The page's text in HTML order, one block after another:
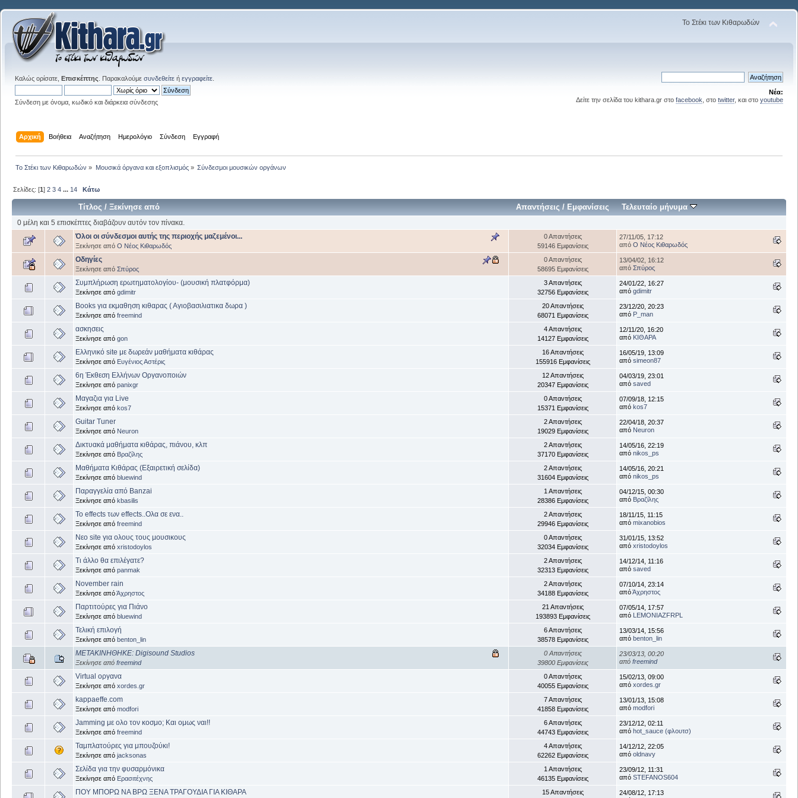
Το Στέκι των Κιθαρωδών
Καλώς ορίσατε, Επισκέπτης . Παρακαλούμε συνδεθείτε ή εγγραφείτε
Σύνδεση με όνομα, κωδικό και διάρκεια σύνδεσης
Νέα:
Δείτε την σελίδα του kithara.gr στο facebook , στο twitter, και στο youtube
Αρχική Βοήθεια Αναζήτηση Ημερολόγιο Σύνδεση Εγγραφή
Το Στέκι των Κιθαρωδών » Μουσικά όργανα και εξοπλισμός» Σύνδεσμοι μουσικών οργάνων
Σελίδες: [1]2 3 4 ... 14 Κάτω
Τίτλος /Ξεκίνησε από Απαντήσεις / Εμφανίσεις Τελευταίο μήνυμα
0 μέλη και 5 επισκέπτες διαβάζουν αυτόν τον πίνακα.
Όλοι οι σύνδεσμοι αυτής της περιοχής μαζεμένοι...
Ξεκίνησε από Ο Νέος Κιθαρωδός
0 Απαντήσεις
59146 Εμφανίσεις
27/11/05, 17:12
από Ο Νέος Κιθαρωδός
Οδηγίες
Ξεκίνησε από Σπύρος
0 Απαντήσεις
58695 Εμφανίσεις
13/04/02, 16:12
από Σπύρος
Συμπλήρωση ερωτηματολογίου- (μουσική πλατφόρμα)
Ξεκίνησε από gdimitr
3 Απαντήσεις
32756 Εμφανίσεις
24/01/22, 16:27
από gdimitr
Books για εκμαθηση κιθαρας ( Αγιοβασιλιατικα δωρα )
Ξεκίνησε από freemind
20 Απαντήσεις
68071 Εμφανίσεις
23/12/20, 20:23
από P_man
ασκησεις
Ξεκίνησε από gon
4 Απαντήσεις
14127 Εμφανίσεις
12/11/20, 16:20
από ΚΙΘΑΡΑ
Ελληνικό site με δωρεάν μαθήματα κιθάρας
Ξεκίνησε από Ευγένιος Αστέρις
16 Απαντήσεις
155916 Εμφανίσεις
16/05/19, 13:09
από simeon87
6η Έκθεση Ελλήνων Οργανοποιών
Ξεκίνησε από panixgr
12 Απαντήσεις
20347 Εμφανίσεις
04/03/19, 23:01
από saved
Μαγαζια για Live
Ξεκίνησε από kos7
0 Απαντήσεις
15371 Εμφανίσεις
07/09/18, 12:15
από kos7
Guitar Tuner
Ξεκίνησε από Neuron
2 Απαντήσεις
19029 Εμφανίσεις
22/04/18, 20:37
από Neuron
Δικτυακά μαθήματα κιθάρας, πιάνου, κλπ
Ξεκίνησε από Βραζίλης
2 Απαντήσεις
37170 Εμφανίσεις
14/05/16, 22:19
από nikos_ps
Μαθήματα Κιθάρας (Εξαιρετική σελίδα)
Ξεκίνησε από bluewind
2 Απαντήσεις
31604 Εμφανίσεις
14/05/16, 20:21
από nikos_ps
Παραγγελία από Banzai
Ξεκίνησε από kbasilis
1 Απαντήσεις
28386 Εμφανίσεις
04/12/15, 00:30
από Βραζίλης
Το effects των effects..Ολα σε ενα..
Ξεκίνησε από freemind
2 Απαντήσεις
29946 Εμφανίσεις
18/11/15, 11:15
από mixanobios
Νεο site για ολους τους μουσικους
Ξεκίνησε από xristodoylos
0 Απαντήσεις
32034 Εμφανίσεις
31/01/15, 13:52
από xristodoylos
Τι άλλο θα επιλέγατε?
Ξεκίνησε από panmak
2 Απαντήσεις
32313 Εμφανίσεις
14/12/14, 11:16
από saved
November rain
Ξεκίνησε απόΆχρηστος
2 Απαντήσεις
34188 Εμφανίσεις
07/10/14, 23:14
απόΆχρηστος
Παρτιτούρες για Πιάνο
Ξεκίνησε από bluewind
21 Απαντήσεις
193893 Εμφανίσεις
07/05/14, 17:57
από LEMONIAZFRPL
Τελική επιλογή
Ξεκίνησε από benton_lin
6 Απαντήσεις
38578 Εμφανίσεις
13/03/14, 15:56
από benton_lin
ΜΕΤΑΚΙΝΗΘΗΚΕ: Digisound Studios
Ξεκίνησε από freemind
0 Απαντήσεις
39800 Εμφανίσεις
23/03/13, 00:20
από freemind
Virtual οργανα
Ξεκίνησε από xordes.gr
0 Απαντήσεις
40055 Εμφανίσεις
15/02/13, 09:00
από xordes.gr
kappaeffe.com
Ξεκίνησε από modfori
7 Απαντήσεις
41858 Εμφανίσεις
13/01/13, 15:08
από modfori
Jamming με ολο τον κοσμο; Και ομως ναι!!
Ξεκίνησε από freemind
6 Απαντήσεις
44743 Εμφανίσεις
23/12/12, 02:11
από hot_sauce (φλουτσ)
Ταμπλατούρες για μπουζούκι!
Ξεκίνησε από jacksonas
4 Απαντήσεις
62262 Εμφανίσεις
14/12/12, 22:05
από oldnavy
Σελίδα για την φυσαρμόνικα
Ξεκίνησε από Ερασιτέχνης
1 Απαντήσεις
46135 Εμφανίσεις
23/09/12, 11:31
από STEFANOS604
ΠΟΥ ΜΠΟΡΩ ΝΑ ΒΡΩ ΞΕΝΑ ΤΡΑΓΟΥΔΙΑ ΓΙΑ ΚΙΘΑΡΑ
15 Απαντήσεις
24/08/12, 17:13